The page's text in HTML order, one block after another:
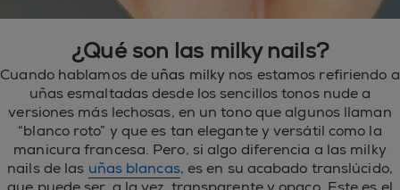
¿Qué son las milky nails?
Cuando hablamos de uñas milky nos estamos refiriendo a
uñas esmaltadas desde los sencillos tonos nude a
versiones más lechosas, en un tono que algunos llaman
“blanco roto” y que es tan elegante y versátil como la
manicura francesa. Pero, si algo diferencia a las milky
nails de las uñas blancas, es en su acabado translúcido,